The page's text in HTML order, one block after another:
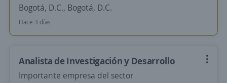
Bogotá, D.C., Bogotá, D.C.
Hace 3 días
Analista de Investigación y Desarrollo
Importante empresa del sector